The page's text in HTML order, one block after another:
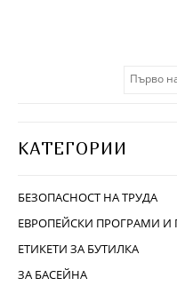
КАТЕГОРИИ
БЕЗОПАСНОСТ НА ТРУДА
ЕВРОПЕЙСКИ ПРОГРАМИ И
ЕТИКЕТИ ЗА БУТИЛКА
ЗА БАСЕЙНА